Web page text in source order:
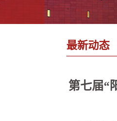
最新动态
第七届“